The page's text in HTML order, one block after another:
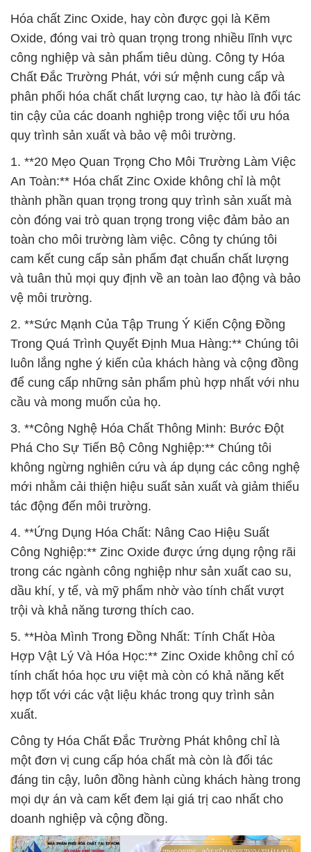
Hóa chất Zinc Oxide, hay còn được gọi là Kẽm
Oxide, đóng vai trò quan trọng trong nhiều lĩnh vực
công nghiệp và sản phẩm tiêu dùng. Công ty Hóa
Chất Đắc Trường Phát, với sứ mệnh cung cấp và
phân phối hóa chất chất lượng cao, tự hào là đối tác
tin cậy của các doanh nghiệp trong việc tối ưu hóa
quy trình sản xuất và bảo vệ môi trường.
1. **20 Mẹo Quan Trọng Cho Môi Trường Làm Việc
An Toàn:** Hóa chất Zinc Oxide không chỉ là một
thành phần quan trọng trong quy trình sản xuất mà
còn đóng vai trò quan trọng trong việc đảm bảo an
toàn cho môi trường làm việc. Công ty chúng tôi
cam kết cung cấp sản phẩm đạt chuẩn chất lượng
và tuân thủ mọi quy định về an toàn lao động và bảo
vệ môi trường.
2. **Sức Mạnh Của Tập Trung Ý Kiến Cộng Đồng
Trong Quá Trình Quyết Định Mua Hàng:** Chúng tôi
luôn lắng nghe ý kiến của khách hàng và cộng đồng
để cung cấp những sản phẩm phù hợp nhất với nhu
cầu và mong muốn của họ.
3. **Công Nghệ Hóa Chất Thông Minh: Bước Đột
Phá Cho Sự Tiến Bộ Công Nghiệp:** Chúng tôi
không ngừng nghiên cứu và áp dụng các công nghệ
mới nhằm cải thiện hiệu suất sản xuất và giảm thiểu
tác động đến môi trường.
4. **Ứng Dụng Hóa Chất: Nâng Cao Hiệu Suất
Công Nghiệp:** Zinc Oxide được ứng dụng rộng rãi
trong các ngành công nghiệp như sản xuất cao su,
dầu khí, y tế, và mỹ phẩm nhờ vào tính chất vượt
trội và khả năng tương thích cao.
5. **Hòa Mình Trong Đồng Nhất: Tính Chất Hòa
Hợp Vật Lý Và Hóa Học:** Zinc Oxide không chỉ có
tính chất hóa học ưu việt mà còn có khả năng kết
hợp tốt với các vật liệu khác trong quy trình sản
xuất.
Công ty Hóa Chất Đắc Trường Phát không chỉ là
một đơn vị cung cấp hóa chất mà còn là đối tác
đáng tin cậy, luôn đồng hành cùng khách hàng trong
mọi dự án và cam kết đem lại giá trị cao nhất cho
doanh nghiệp và cộng đồng.